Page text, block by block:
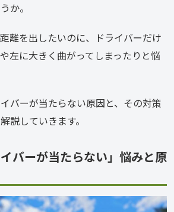
か。
離を出したいのに、ドライバーだけ
左に大きく曲がってしまったりと悩
バーが当たらない原因と、その対策
説していきます。
バーが当たらない」悩みと原